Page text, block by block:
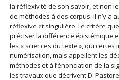
la réflexivité de son savoir, et non
de méthodes à des corpus. Il n’y a
réflexive et singulière. Le critère
préciser la différence épistémique
les « sciences du texte », qui certes
numérisation, mais appellent les
méthodes et à l’énonciation de la
les travaux que décrivent D.